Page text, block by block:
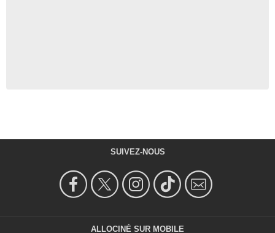
SUIVEZ-NOUS
ALLOCINÉ SUR MOBILE